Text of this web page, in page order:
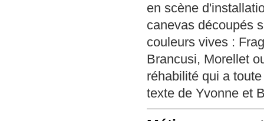
en scène
canevas découpés
couleurs vives :
Brancusi, Morellet
réhabilité qui a
texte de Yvonne et